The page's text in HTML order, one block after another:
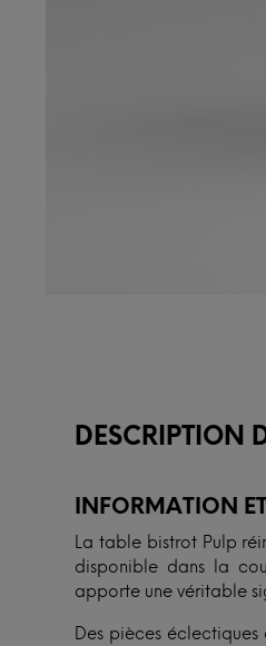
DESCRIPTION
INFORMATION
La table bistrot Pulp
disponible dans la
apporte une véritable
Des pièces